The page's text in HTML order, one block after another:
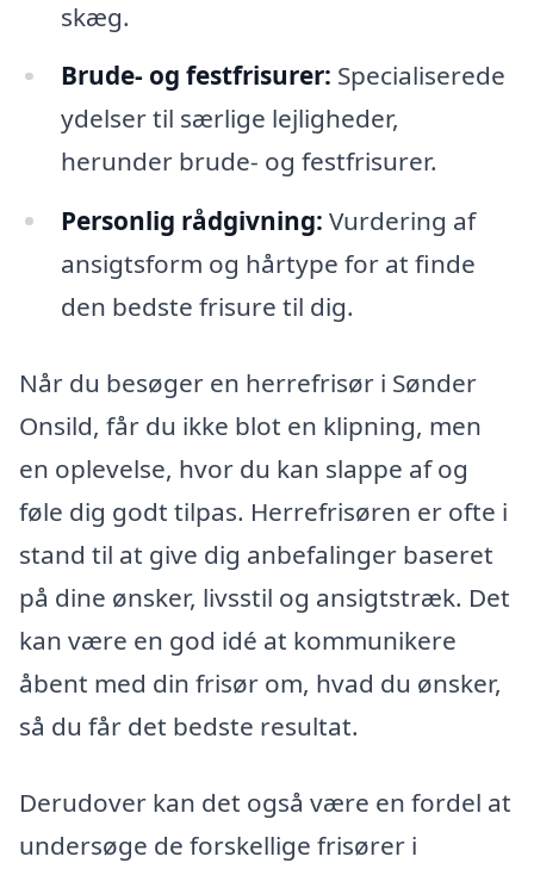
skæg.
Brude- og festfrisurer: Specialiserede
ydelser til særlige lejligheder,
herunder brude- og festfrisurer.
Personlig rådgivning: Vurdering af
ansigtsform og hårtype for at finde
den bedste frisure til dig.
Når du besøger en herrefrisør i Sønder
Onsild, får du ikke blot en klipning, men
en oplevelse, hvor du kan slappe af og
føle dig godt tilpas. Herrefrisøren er ofte i
stand til at give dig anbefalinger baseret
på dine ønsker, livsstil og ansigtstræk. Det
kan være en god idé at kommunikere
åbent med din frisør om, hvad du ønsker,
så du får det bedste resultat.
Derudover kan det også være en fordel at
undersøge de forskellige frisører i